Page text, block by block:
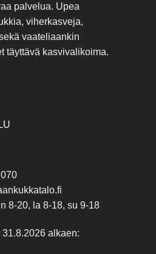
palvelua. Upea
viherkasveja,
vaateliaankin
täyttävä kasvivalikoima.
8-20, la 8-18, su 9-18
alkaen: